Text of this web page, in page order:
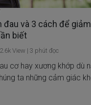
đau và 3 cách để
biết
2.6k View | 3 phút đọc
cơ hay xương khớp dù
ta những cảm giác